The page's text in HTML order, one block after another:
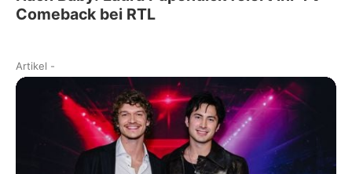
Comeback bei RTL
Artikel -